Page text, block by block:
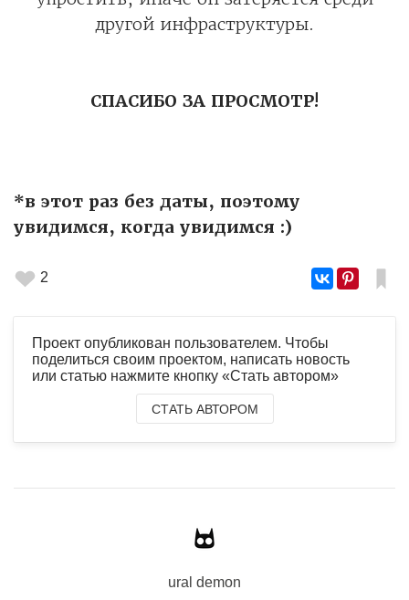
другой инфраструктуры.
СПАСИБО ЗА ПРОСМОТР!
*в этот раз без даты, поэтому
увидимся, когда увидимся :)
2
Проект опубликован пользователем. Чтобы
поделиться своим проектом, написать новость
или статью нажмите кнопку «Стать автором»
СТАТЬ АВТОРОМ
ural demon